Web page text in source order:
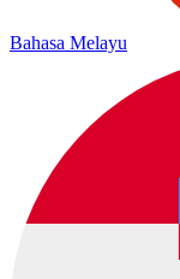
Bahasa Melayu